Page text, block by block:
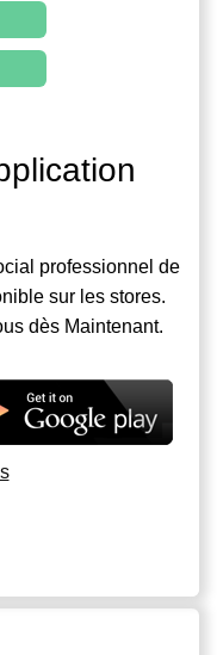
professionnel de
sur les stores.
dès Maintenant.